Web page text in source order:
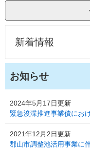
新着情報
お知らせ
2024年5月17日更新
緊急浚渫推進事業債にお
2021年12月2日更新
郡山市調整池活用事業に